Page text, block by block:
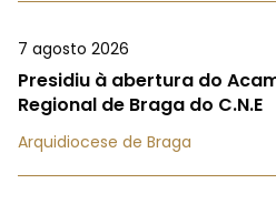
7 agosto 2026
Presidiu à abertura do
Regional de Braga do C.N.E
Arquidiocese de Braga